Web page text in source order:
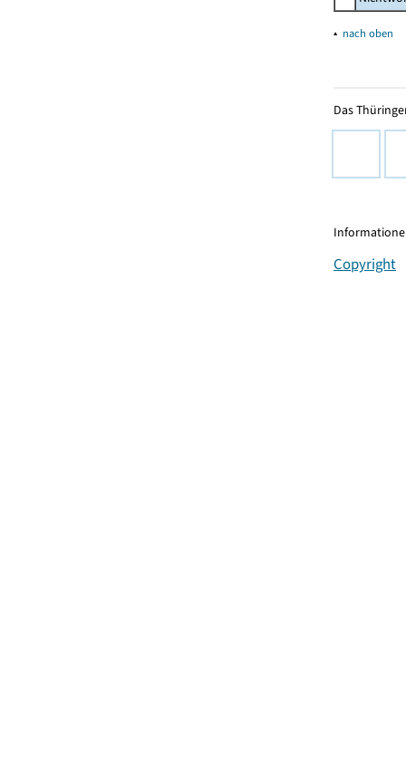
▴ nach oben
Das
Copyright